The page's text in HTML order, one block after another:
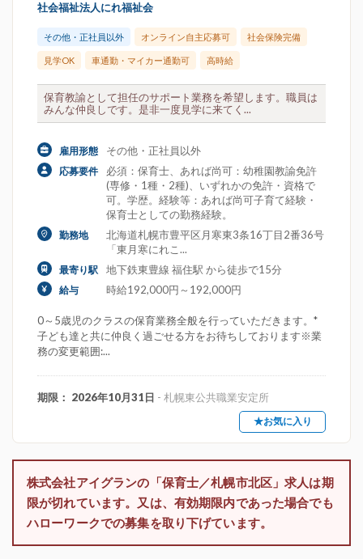
社会福祉法人にれ福祉会
その他・正社員以外 オンライン自主応募可 社会保険完備
見学OK 車通勤・マイカー通勤可 高時給
保育教諭として担任のサポート業務を希望します。職員は
みんな仲良しです。是非一度見学に来てく...
雇用形態 その他・正社員以外
応募要件
必須：保育士、あれば尚可：幼稚園教諭免許
(専修・1種・2種)、いずれかの免許・資格で
可。学歴。経験等：あれば尚可子育て経験・
保育士としての勤務経験。
勤務地
北海道札幌市豊平区月寒東3条16丁目2番36号
「東月寒にれこ...
最寄り駅 地下鉄東豊線 福住駅 から徒歩で15分
給与 時給192,000円～192,000円
0～5歳児のクラスの保育業務全般を行っていただきます。*
子ども達と共に仲良く過ごせる方をお待ちしております※業
務の変更範囲:...
期限： 2026年10月31日 - 札幌東公共職業安定所
★お気に入り
株式会社アイグランの「保育士／札幌市北区」求人は期
限が切れています。又は、有効期限内であった場合でも
ハローワークでの募集を取り下げています。